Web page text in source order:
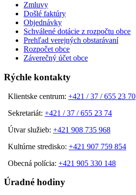
Zmluvy
Došlé faktúry
Objednávky
Schválené dotácie z rozpočtu obce
Prehľad verejných obstarávaní
Rozpočet obce
Záverečný účet obce
Rýchle kontakty
Klientske centrum: +421 / 37 / 655 23 70
Sekretariát: +421 / 37 / 655 23 74
Útvar služieb: +421 908 735 968
Kultúrne stredisko: +421 907 759 854
Obecná polícia: +421 905 330 148
Úradné hodiny